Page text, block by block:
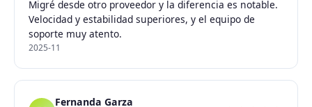
Migré desde otro proveedor y la diferencia es notable.
Velocidad y estabilidad superiores, y el equipo de
soporte muy atento.
2025-11
Fernanda Garza